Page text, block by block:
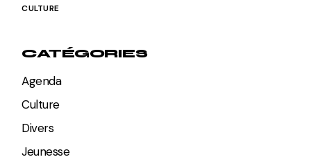
CULTURE
CATÉGORIES
Agenda
Culture
Divers
Jeunesse